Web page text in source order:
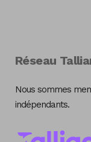
Réseau
Nous sommes
indépendants.